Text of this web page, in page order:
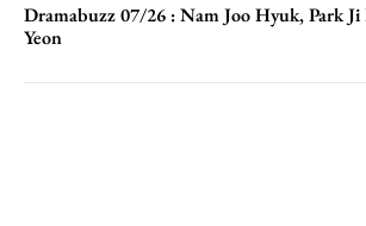
Dramabuzz 07/26 : Nam Joo Hyuk, Park
Yeon